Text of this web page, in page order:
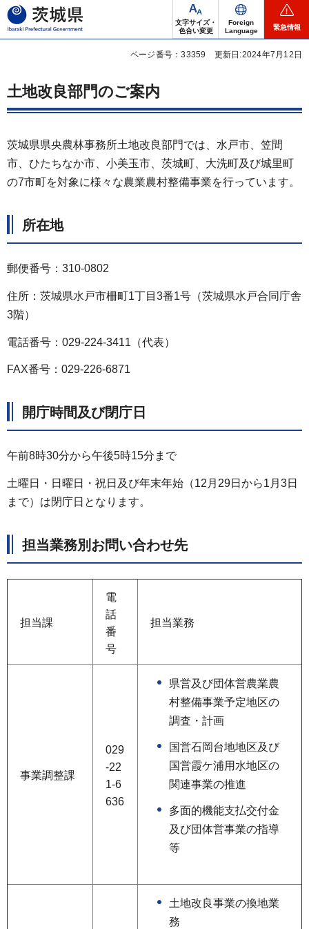
茨城県
文字サイズ・
色合い変更
Foreign
Language
緊急情報
ページ番号：33359 更新日:2024年7月12日
土地改良部門のご案内
茨城県県央農林事務所土地改良部門では、水戸市、笠間
市、ひたちなか市、小美玉市、茨城町、大洗町及び城里町
の7市町を対象に様々な農業農村整備事業を行っています。
所在地
郵便番号：310-0802
住所：茨城県水戸市柵町1丁目3番1号（茨城県水戸合同庁舎
3階）
電話番号：029-224-3411（代表）
FAX番号：029-226-6871
開庁時間及び閉庁日
午前8時30分から午後5時15分まで
土曜日・日曜日・祝日及び年末年始（12月29日から1月3日
まで）は閉庁日となります。
担当業務別お問い合わせ先
担当課
電
話
番
号
担当業務
事業調整課
029
-22
1-6
636
県営及び団体営農業農
村整備事業予定地区の
調査・計画
国営石岡台地地区及び
国営霞ケ浦用水地区の
関連事業の推進
多面的機能支払交付金
及び団体営事業の指導
等
土地改良事業の換地業
務